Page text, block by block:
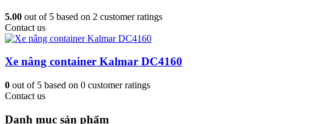
5.00 out of 5 based on 2 customer ratings
Contact us
Xe nâng container Kalmar DC4160
0 out of 5 based on 0 customer ratings
Contact us
Danh mục sản phẩm